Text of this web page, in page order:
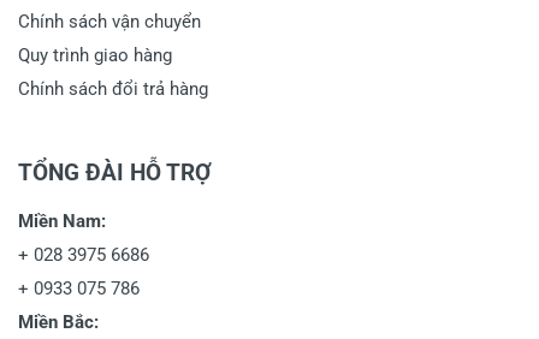
Chính sách vận chuyển
Quy trình giao hàng
Chính sách đổi trả hàng
TỔNG ĐÀI HỖ TRỢ
Miền Nam:
+ 028 3975 6686
+ 0933 075 786
Miền Bắc: